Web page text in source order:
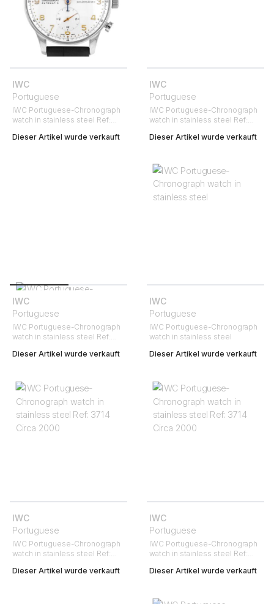
IWC
Portuguese
IWC Portuguese-Chronograph
watch in stainless steel Ref:
Dieser Artikel wurde verkauft
IWC
Portuguese
IWC Portuguese-Chronograph
watch in stainless steel Ref:
Dieser Artikel wurde verkauft
IWC
Portuguese
IWC Portuguese-Chronograph
watch in stainless steel Ref:
Dieser Artikel wurde verkauft
IWC
Portuguese
IWC Portuguese-Chronograph
watch in stainless steel
Dieser Artikel wurde verkauft
IWC
Portuguese
IWC Portuguese-Chronograph
watch in stainless steel Ref:
Dieser Artikel wurde verkauft
IWC
Portuguese
IWC Portuguese-Chronograph
watch in stainless steel Ref:
Dieser Artikel wurde verkauft